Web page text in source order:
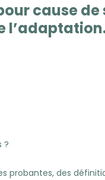
cause de
?
probantes, des